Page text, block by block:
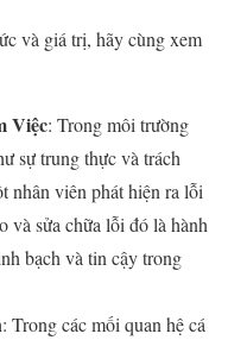
và giá trị, hãy cùng xem
Việc: Trong môi trường
sự trung thực và trách
nhân viên phát hiện ra lỗi
và sửa chữa lỗi đó là hành
bạch và tin cậy trong
: Trong các mối quan hệ cá